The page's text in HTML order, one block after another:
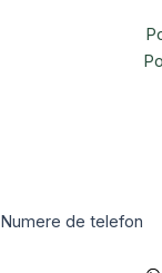
Numere de telefon